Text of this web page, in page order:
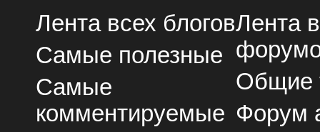
Лента всех блогов
Самые полезные
Самые
комментируемые
Лента
Общие
Форум